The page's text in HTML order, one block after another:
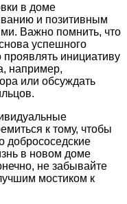
в доме
и позитивным
Важно помнить, что
успешного
инициативу
например,
или обсуждать
к тому, чтобы
добрососедские
в новом доме
не забывайте
мостиком к